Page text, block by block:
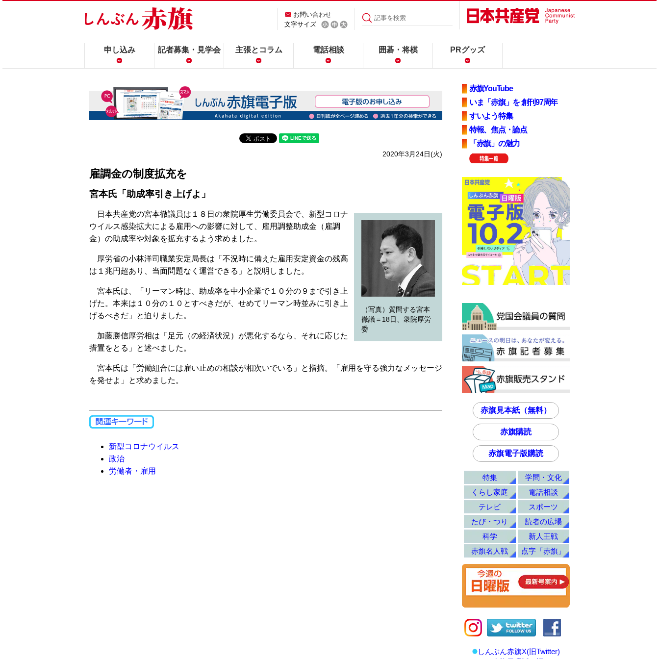
お問い合わせ
文字サイズ
申し込み 記者募集・見学会 主張とコラム 電話相談 囲碁・将棋 PRグッズ
2020年3月24日(火)
雇調金の制度拡充を
宮本氏「助成率引き上げよ」
（写真）質問する宮本
徹議＝18日、衆院厚労
委
日本共産党の宮本徹議員は１８日の衆院厚生労働委員会で、新型コロナ
ウイルス感染拡大による雇用への影響に対して、雇用調整助成金（雇調
金）の助成率や対象を拡充するよう求めました。
厚労省の小林洋司職業安定局長は「不況時に備えた雇用安定資金の残高
は１兆円超あり、当面問題なく運営できる」と説明しました。
宮本氏は、「リーマン時は、助成率を中小企業で１０分の９まで引き上
げた。本来は１０分の１０とすべきだが、せめてリーマン時並みに引き上
げるべきだ」と迫りました。
加藤勝信厚労相は「足元（の経済状況）が悪化するなら、それに応じた
措置をとる」と述べました。
宮本氏は「労働組合には雇い止めの相談が相次いでいる」と指摘。「雇用を守る強力なメッセージ
を発せよ」と求めました。
新型コロナウイルス
政治
労働者・雇用
赤旗YouTube
いま「赤旗」を 創刊97周年
すいよう特集
特報、焦点・論点
「赤旗」の魅力
赤旗見本紙（無料）
赤旗購読
赤旗電子版購読
特集
学問・文化
くらし家庭
電話相談
テレビ
スポーツ
たび・つり
読者の広場
科学
新人王戦
赤旗名人戦
点字「赤旗」
しんぶん赤旗X(旧Twitter)